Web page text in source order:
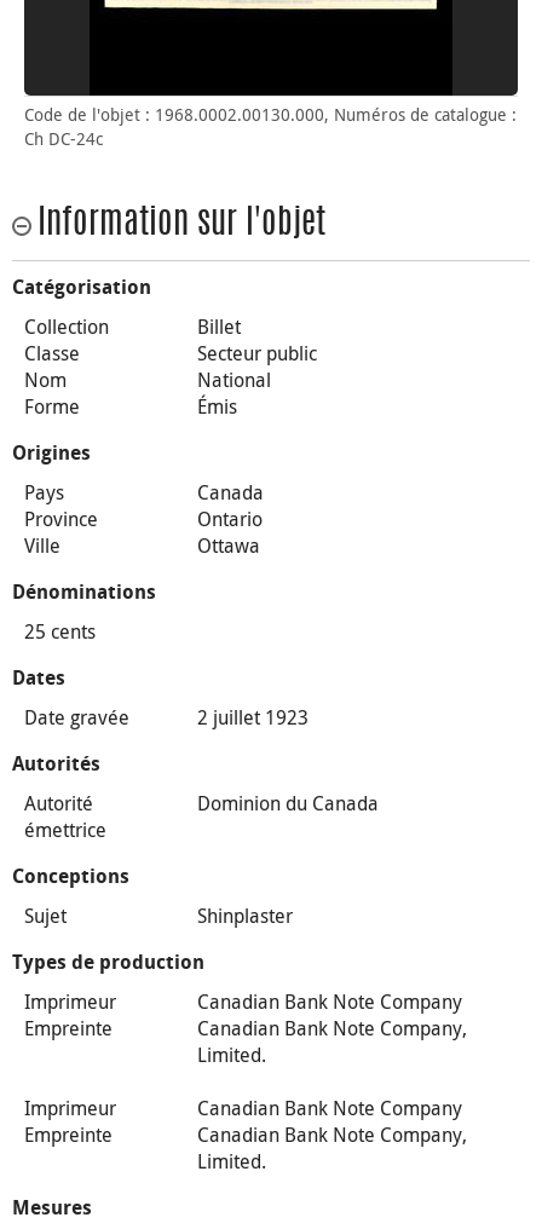
Code de l'objet : 1968.0002.00130.000, Numéros de catalogue :
Ch DC-24c
Information sur l'objet
Catégorisation
Collection
Billet
Classe
Secteur public
Nom
National
Forme
Émis
Origines
Pays
Canada
Province
Ontario
Ville
Ottawa
Dénominations
25 cents
Dates
Date gravée 2 juillet 1923
Autorités
Autorité
émettrice
Dominion du Canada
Conceptions
Sujet Shinplaster
Types de production
Imprimeur
Canadian Bank Note Company
Empreinte
Canadian Bank Note Company,
Limited.
Imprimeur
Canadian Bank Note Company
Empreinte
Canadian Bank Note Company,
Limited.
Mesures